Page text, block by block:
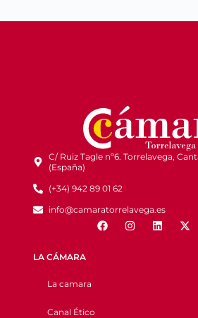
C/ Ruiz Tagle nº6. Torrelavega,
(España)
(+34) 942 89 01 62
info@camaratorrelavega.es
LA CÁMARA
La camara
Canal Ético